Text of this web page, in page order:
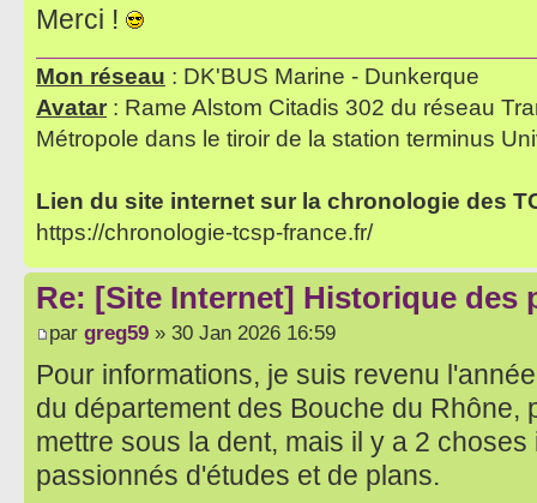
Merci !
Mon réseau : DK'BUS Marine - Dunkerque
Avatar : Rame Alstom Citadis 302 du réseau
Métropole dans le tiroir de la station terminus
Lien du site internet sur la chronologie des
https://chronologie-tcsp-france.fr/
Re: [Site Internet] Historique des
par greg59 » 30 Jan 2026 16:59
Pour informations, je suis revenu
du département des Bouche du Rhône,
mettre sous la dent, mais il y a 2
passionnés d'études et de plans.